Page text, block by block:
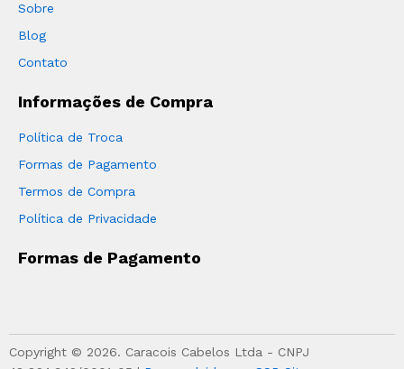
Sobre
Blog
Contato
Informações de Compra
Política de Troca
Formas de Pagamento
Termos de Compra
Política de Privacidade
Formas de Pagamento
Copyright © 2026. Caracois Cabelos Ltda - CNPJ